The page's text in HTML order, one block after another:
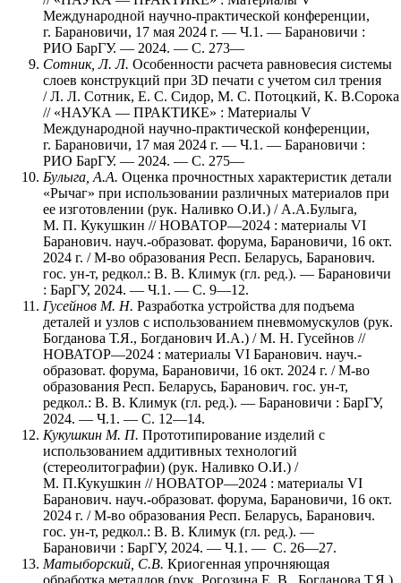
Международной научно-практической конференции,
г. Барановичи, 17 мая 2024 г. — Ч.1. — Барановичи :
РИО БарГУ. — 2024. — С. 273—
Сотник, Л. Л. Особенности расчета равновесия системы
слоев конструкций при 3D печати с учетом сил трения
/ Л. Л. Сотник, Е. С. Сидор, М. С. Потоцкий, К. В.Сорока
// «НАУКА — ПРАКТИКЕ» : Материалы V
Международной научно-практической конференции,
г. Барановичи, 17 мая 2024 г. — Ч.1. — Барановичи :
РИО БарГУ. — 2024. — С. 275—
Булыга, А.А. Оценка прочностных характеристик детали
«Рычаг» при использовании различных материалов при
ее изготовлении (рук. Наливко О.И.) / А.А.Булыга,
М. П. Кукушкин // НОВАТОР—2024 : материалы VI
Баранович. науч.-образоват. форума, Барановичи, 16 окт.
2024 г. / М-во образования Респ. Беларусь, Баранович.
гос. ун-т, редкол.: В. В. Климук (гл. ред.). — Барановичи
: БарГУ, 2024. — Ч.1. — С. 9—12.
Гусейнов М. Н. Разработка устройства для подъема
деталей и узлов с использованием пневмомускулов (рук.
Богданова Т.Я., Богданович И.А.) / М. Н. Гусейнов //
НОВАТОР—2024 : материалы VI Баранович. науч.-
образоват. форума, Барановичи, 16 окт. 2024 г. / М-во
образования Респ. Беларусь, Баранович. гос. ун-т,
редкол.: В. В. Климук (гл. ред.). — Барановичи : БарГУ,
2024. — Ч.1. — С. 12—14.
Кукушкин М. П. Прототипирование изделий с
использованием аддитивных технологий
(стереолитографии) (рук. Наливко О.И.) /
М. П.Кукушкин // НОВАТОР—2024 : материалы VI
Баранович. науч.-образоват. форума, Барановичи, 16 окт.
2024 г. / М-во образования Респ. Беларусь, Баранович.
гос. ун-т, редкол.: В. В. Климук (гл. ред.). —
Барановичи : БарГУ, 2024. — Ч.1. — С. 26—27.
Матыборский, С.В. Криогенная упрочняющая
обработка металлов (рук. Рогозина Е. В., Богданова Т.Я.)